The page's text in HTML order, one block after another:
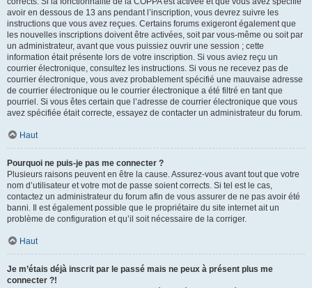
avoir en dessous de 13 ans pendant l’inscription, vous devrez suivre les
instructions que vous avez reçues. Certains forums exigeront également que
les nouvelles inscriptions doivent être activées, soit par vous-même ou soit par
un administrateur, avant que vous puissiez ouvrir une session ; cette
information était présente lors de votre inscription. Si vous aviez reçu un
courrier électronique, consultez les instructions. Si vous ne recevez pas de
courrier électronique, vous avez probablement spécifié une mauvaise adresse
de courrier électronique ou le courrier électronique a été filtré en tant que
pourriel. Si vous êtes certain que l’adresse de courrier électronique que vous
avez spécifiée était correcte, essayez de contacter un administrateur du forum.
Haut
Pourquoi ne puis-je pas me connecter ?
Plusieurs raisons peuvent en être la cause. Assurez-vous avant tout que votre
nom d’utilisateur et votre mot de passe soient corrects. Si tel est le cas,
contactez un administrateur du forum afin de vous assurer de ne pas avoir été
banni. Il est également possible que le propriétaire du site internet ait un
problème de configuration et qu’il soit nécessaire de la corriger.
Haut
Je m’étais déjà inscrit par le passé mais ne peux à présent plus me
connecter ?!